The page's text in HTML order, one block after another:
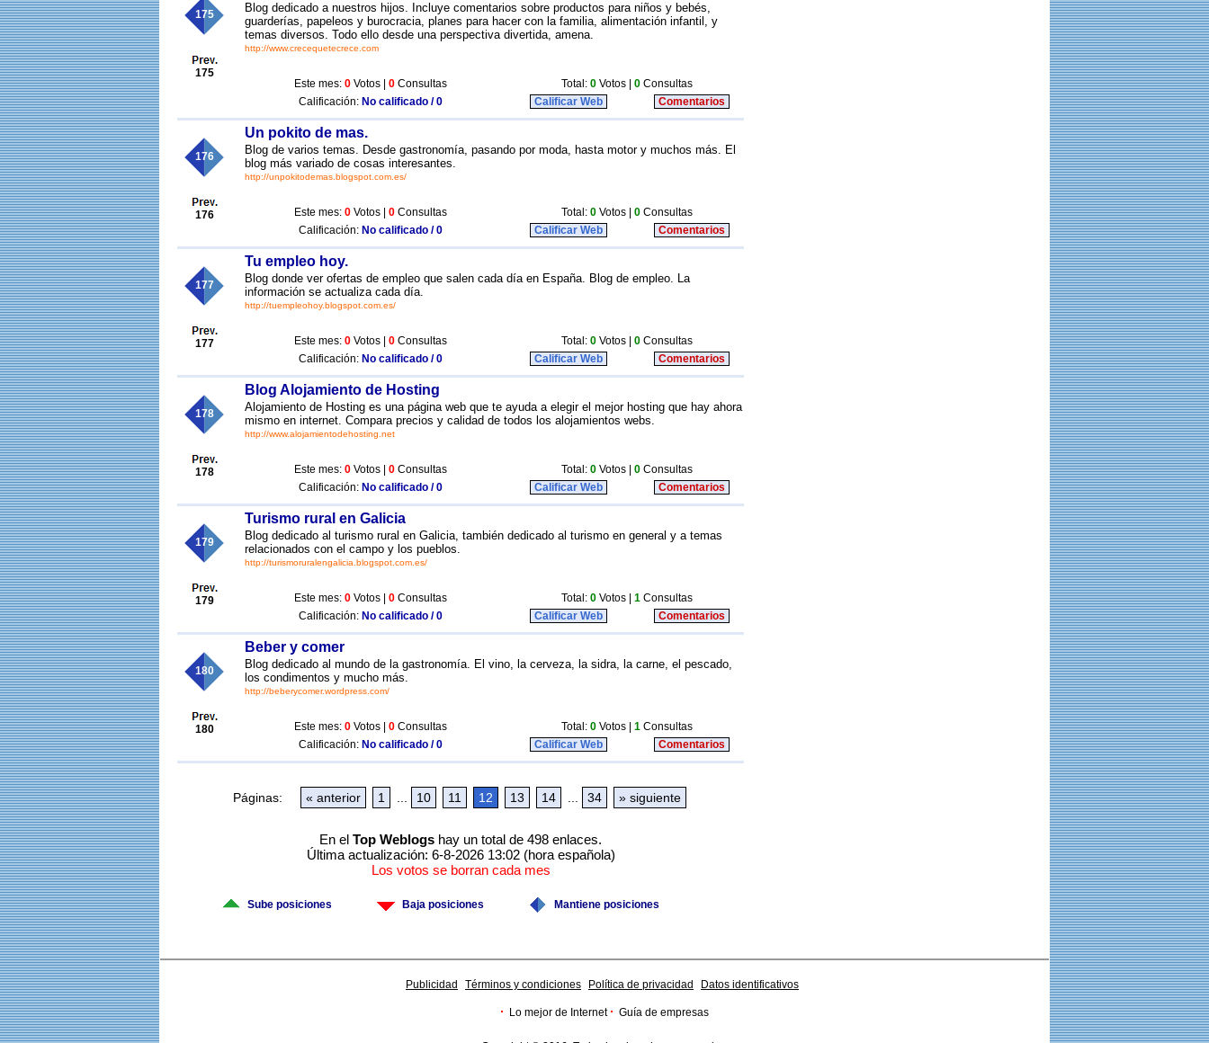
175
175
Blog dedicado a nuestros hijos. Incluye comentarios sobre productos para niños y bebés,
guarderías, papeleos y burocracia, planes para hacer con la familia, alimentación infantil, y
temas diversos. Todo ello desde una perspectiva divertida, amena.
http://www.crecequetecrece.com
Este mes: 0 Votos | 0 Consultas Total: 0 Votos | 0 Consultas
Calificación: No calificado / 0 Calificar Web Comentarios
176
176
Un pokito de mas.
Blog de varios temas. Desde gastronomía, pasando por moda, hasta motor y muchos más. El
blog más variado de cosas interesantes.
http://unpokitodemas.blogspot.com.es/
Este mes: 0 Votos | 0 Consultas Total: 0 Votos | 0 Consultas
Calificación: No calificado / 0 Calificar Web Comentarios
177
177
Tu empleo hoy.
Blog donde ver ofertas de empleo que salen cada día en España. Blog de empleo. La
información se actualiza cada día.
http://tuempleohoy.blogspot.com.es/
Este mes: 0 Votos | 0 Consultas Total: 0 Votos | 0 Consultas
Calificación: No calificado / 0 Calificar Web Comentarios
178
178
Blog Alojamiento de Hosting
Alojamiento de Hosting es una página web que te ayuda a elegir el mejor hosting que hay ahora
mismo en internet. Compara precios y calidad de todos los alojamientos webs.
http://www.alojamientodehosting.net
Este mes: 0 Votos | 0 Consultas Total: 0 Votos | 0 Consultas
Calificación: No calificado / 0 Calificar Web Comentarios
179
179
Turismo rural en Galicia
Blog dedicado al turismo rural en Galicia, también dedicado al turismo en general y a temas
relacionados con el campo y los pueblos.
http://turismoruralengalicia.blogspot.com.es/
Este mes: 0 Votos | 0 Consultas Total: 0 Votos | 1 Consultas
Calificación: No calificado / 0 Calificar Web Comentarios
180
180
Beber y comer
Blog dedicado al mundo de la gastronomía. El vino, la cerveza, la sidra, la carne, el pescado,
los condimentos y mucho más.
http://beberycomer.wordpress.com/
Este mes: 0 Votos | 0 Consultas Total: 0 Votos | 1 Consultas
Calificación: No calificado / 0 Calificar Web Comentarios
Páginas: « anterior 1 10 11 12 13 14 34 » siguiente
En el Top Weblogs hay un total de 498 enlaces.
Última actualización: 6-8-2026 13:02 (hora española)
Los votos se borran cada mes
Sube posiciones Baja posiciones Mantiene posiciones
Publicidad Términos y condiciones Política de privacidad Datos identificativos
· Lo mejor de Internet · Guía de empresas